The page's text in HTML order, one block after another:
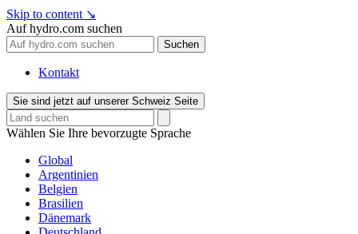
Skip to content ↘
Auf hydro.com suchen
Suchen
Kontakt
Sie sind jetzt auf unserer Schweiz Seite
Wählen Sie Ihre bevorzugte Sprache
Global
Argentinien
Belgien
Brasilien
Dänemark